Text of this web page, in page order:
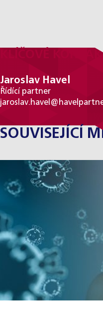
KLÍČOVÉ
Jaroslav Havel
Řídící partner
SOUVISEJÍCÍ